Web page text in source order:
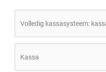
Volledig kassasysteem:
Kassa